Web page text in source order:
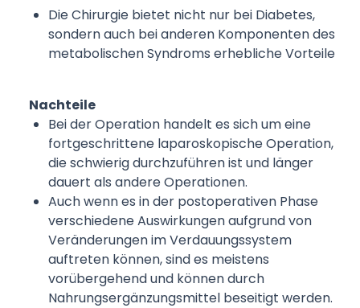
Die Chirurgie bietet nicht nur bei Diabetes,
sondern auch bei anderen Komponenten des
metabolischen Syndroms erhebliche Vorteile
Nachteile
Bei der Operation handelt es sich um eine
fortgeschrittene laparoskopische Operation,
die schwierig durchzuführen ist und länger
dauert als andere Operationen.
Auch wenn es in der postoperativen Phase
verschiedene Auswirkungen aufgrund von
Veränderungen im Verdauungssystem
auftreten können, sind es meistens
vorübergehend und können durch
Nahrungsergänzungsmittel beseitigt werden.